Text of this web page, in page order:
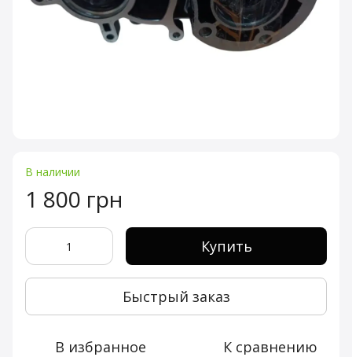
В наличии
1 800 грн
Купить
Быстрый заказ
В избранное К сравнению